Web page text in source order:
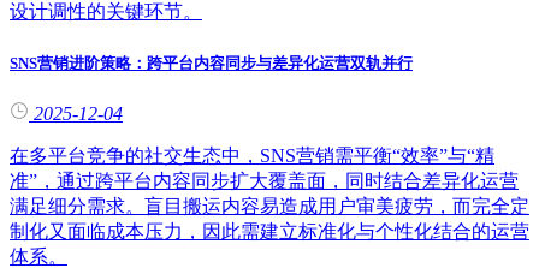
设计调性的关键环节。
SNS营销进阶策略：跨平台内容同步与差异化运营双轨并行
2025-12-04
在多平台竞争的社交生态中，SNS营销需平衡“效率”与“精
准”，通过跨平台内容同步扩大覆盖面，同时结合差异化运营
满足细分需求。盲目搬运内容易造成用户审美疲劳，而完全定
制化又面临成本压力，因此需建立标准化与个性化结合的运营
体系。